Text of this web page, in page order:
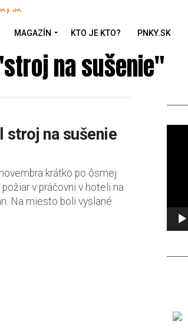
MAGAZÍN KTO JE KTO? PNKY.SK
na sušenie"
stroj na sušenie
krátko po ôsmej
v práčovni v hoteli na
Na miesto boli vyslané